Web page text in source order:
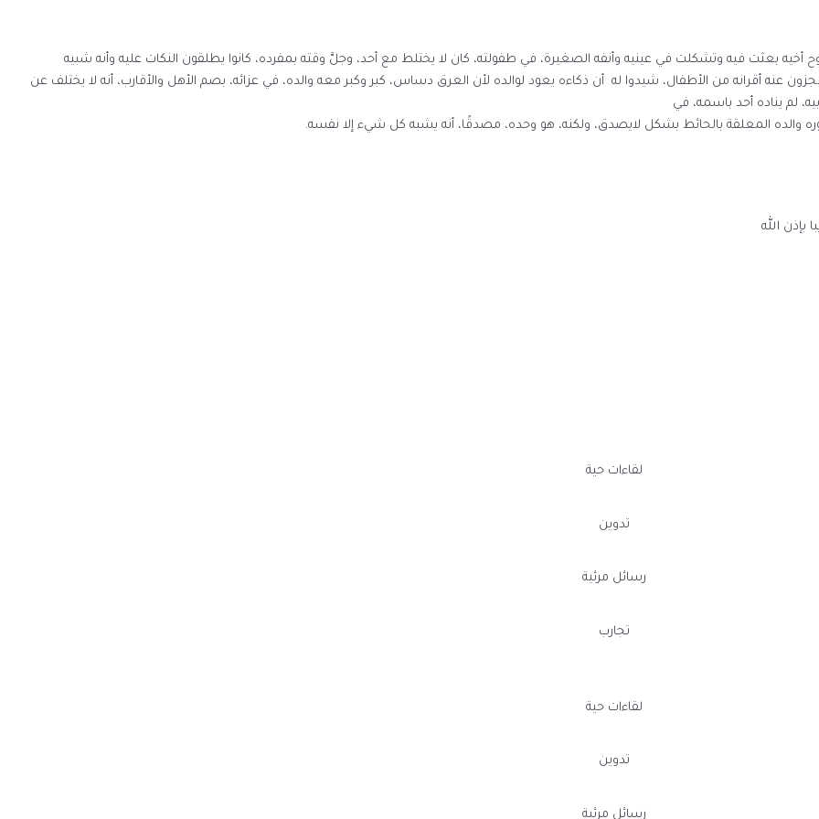
أخيه بعثت فيه وتشكلت في عينيه وأنفه الصغيرة، في طفولته، كان لا يختلط مع أحد، وجلَّ وقته بمفرده، كانوا يطلقون النكات عليه وأنه شبيه
عنه أقرانه من الأطفال، شيدوا له أن ذكاءه يعود لوالده لأن العرق دساس، كبر وكبر معه والده، في عزائه، بصم الأهل والأقارب، أنه لا يختلف عن
لم يناده أحد باسمه، في
والده المعلقة بالحائط بشكل لايصدق، ولكنه، هو وحده، مصدقًا، أنه يشبه كل شيء إلا نفسه.
بإذن الله
لقاءات حية
تدوين
رسائل مرئية
تجارب
لقاءات حية
تدوين
رسائل مرئية